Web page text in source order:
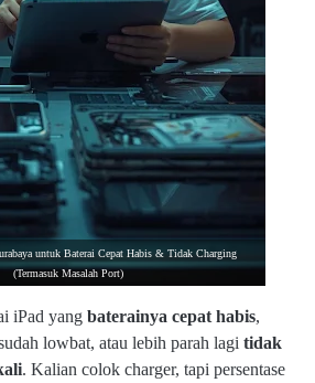
untuk Baterai Cepat Habis & Tidak Charging
(Termasuk Masalah Port)
iPad yang baterainya cepat habis,
lowbat, atau lebih parah lagi tidak
. Kalian colok charger, tapi persentase